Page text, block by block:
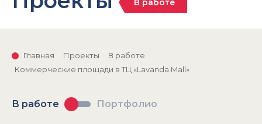
В работе
Главная Проекты
В работе
Коммерческие площади в ТЦ «Lavanda Mall»
В работе Портфолио